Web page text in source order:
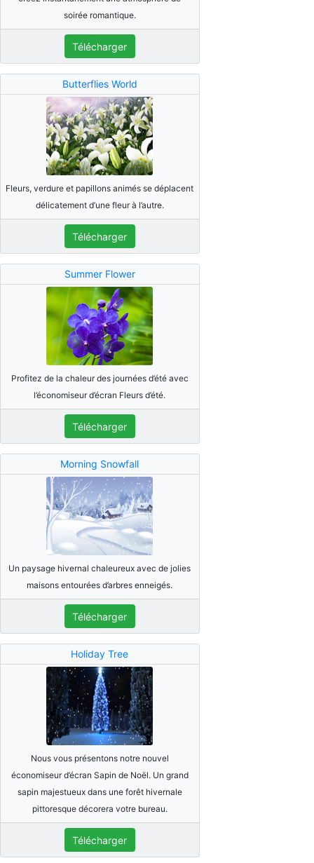
soirée romantique.
Télécharger
Butterflies World
Fleurs, verdure et papillons animés se déplacent
délicatement d’une fleur à l’autre.
Télécharger
Summer Flower
Profitez de la chaleur des journées d’été avec
l’économiseur d’écran Fleurs d’été.
Télécharger
Morning Snowfall
Un paysage hivernal chaleureux avec de jolies
maisons entourées d’arbres enneigés.
Télécharger
Holiday Tree
Nous vous présentons notre nouvel
économiseur d’écran Sapin de Noël. Un grand
sapin majestueux dans une forêt hivernale
pittoresque décorera votre bureau.
Télécharger